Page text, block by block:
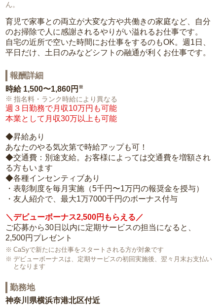
ん。
育児で家事との両立が大変な方や共働きの家庭など、自分
のお掃除で人に感謝されるやりがい溢れるお仕事です。
自宅の近所で空いた時間にお仕事をするのもOK。週1日、
平日だけ、土日のみなどシフトの融通が利くお仕事です。
報酬詳細
時給 1,500〜1,860円 ※
指名料・ランク時給により異なる
週３日勤務で月収10万円も可能
本業として月収30万以上も可能
◆昇給あり
あなたのやる気次第で時給アップも可！
◆交通費：別途支給。お客様によっては交通費を増額され
る方もいます
◆各種インセンティブあり
・表彰制度を毎月実施（5千円〜1万円の報奨金を授与）
・友人紹介で、最大1万7000千円のボーナス付与
＼デビューボーナス2,500円もらえる／
ご応募から30日以内に定期サービスの担当になると、
2,500円プレゼント
CaSyで新たにお仕事をスタートされる方が対象です
デビューボーナスは、定期サービスの初回実施後、翌々月末お支払い
となります
勤務地
神奈川県横浜市港北区付近